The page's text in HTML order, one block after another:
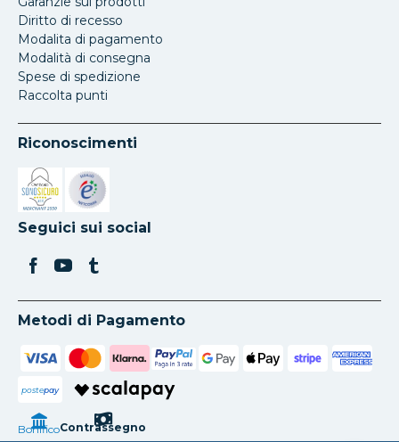
Diritto di recesso
Modalita di pagamento
Modalità di consegna
Spese di spedizione
Raccolta punti
Riconoscimenti
Si apre in una nuova scheda
Si apre in una nuova scheda
Seguici sui social
Metodi di Pagamento
postepay
BonificoContrassegno